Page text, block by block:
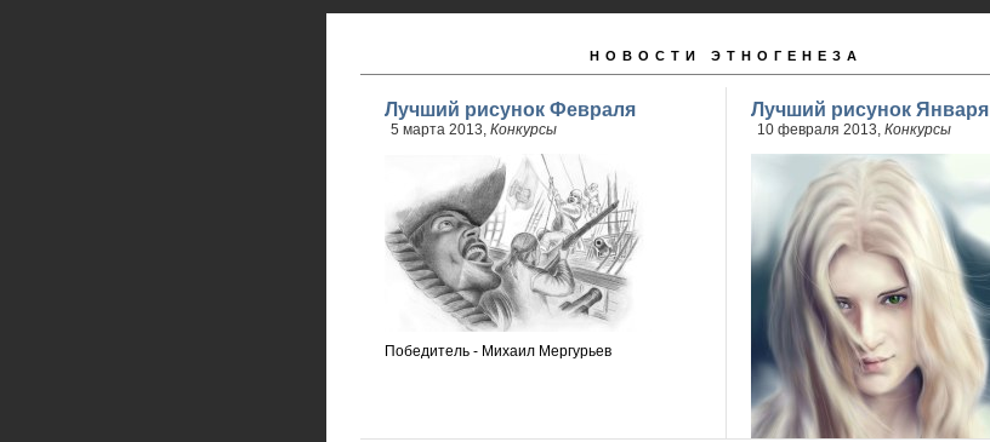
НОВОСТИ ЭТНОГЕНЕЗА
Лучший рисунок Февраля
5 марта 2013, Конкурсы
Победитель - Михаил Мергурьев
Лучший рисунок Января
10 февраля 2013, Конкурсы